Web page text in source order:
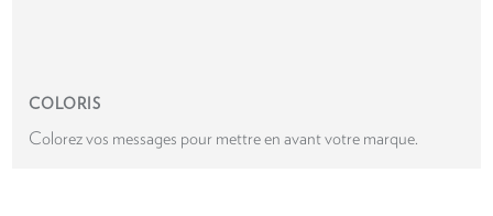
COLORIS
Colorez vos messages pour mettre en avant votre marque.